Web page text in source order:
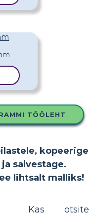
TÖÖLEHT
kopeerige
salvestage.
lihtsalt malliks!
Kas otsite